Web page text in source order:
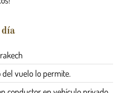
día
vuelo lo permite.